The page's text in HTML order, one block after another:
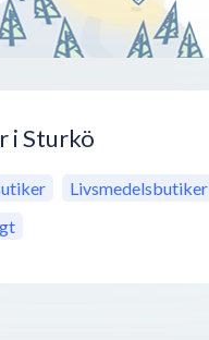
i Sturkö
Livsmedelsbutiker